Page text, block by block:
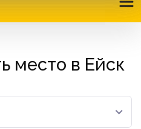
место в Ейск